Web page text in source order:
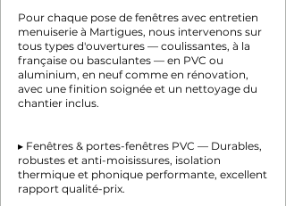
Pour chaque pose de fenêtres avec entretien
menuiserie à Martigues, nous intervenons sur
tous types d'ouvertures — coulissantes, à la
française ou basculantes — en PVC ou
aluminium, en neuf comme en rénovation,
avec une finition soignée et un nettoyage du
chantier inclus.
▸ Fenêtres & portes-fenêtres PVC — Durables,
robustes et anti-moisissures, isolation
thermique et phonique performante, excellent
rapport qualité-prix.